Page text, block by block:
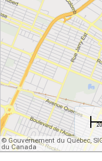
© Gouvernement du Québec,
du Canada